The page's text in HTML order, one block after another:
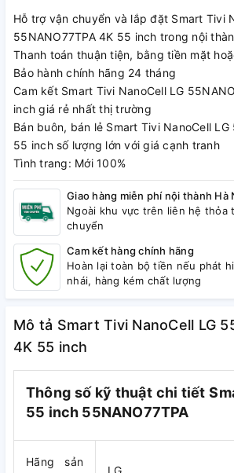
Hỗ trợ vận chuyển và lắp đặt Smart Tivi
55NANO77TPA 4K 55 inch trong nội
Thanh toán thuận tiện, bằng tiền mặt
Bảo hành chính hãng 24 tháng
Cam kết Smart Tivi NanoCell LG
inch giá rẻ nhất thị trường
Bán buôn, bán lẻ Smart Tivi NanoCell LG
55 inch số lượng lớn với giá cạnh tranh
Tình trang: Mới 100%
Giao hàng miễn phí nội thành Hà
Ngoài khu vực trên liên hệ thỏa
chuyển
Cam kết hàng chính hãng
Hoàn lại toàn bộ tiền nếu phát
nhái, hàng kém chất lượng
Mô tả Smart Tivi NanoCell LG
4K 55 inch
Thông số kỹ thuật chi tiết
55 inch 55NANO77TPA
Hãng sản
LG